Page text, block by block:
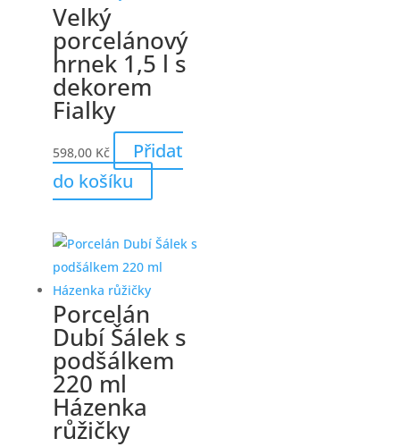
Velký
porcelánový
hrnek 1,5 l s
dekorem
Fialky
598,00 Kč
Přidat
do košíku
Porcelán
Dubí Šálek s
podšálkem
220 ml
Házenka
růžičky